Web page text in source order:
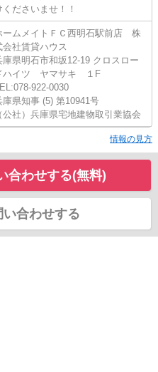
くださいませ！！
ームメイトＦＣ西明石駅前店 株
会社賃貸ハウス
庫県明石市和坂12-19 クロスロー
ハイツ ヤマサキ １F
922-0030
庫県知事 (5) 第10941号
公社）兵庫県宅地建物取引業協会
情報の見方
合わせする(無料)
い合わせする